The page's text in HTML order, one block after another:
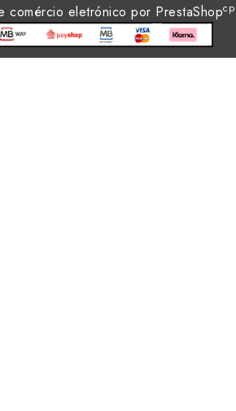
eletrónico por PrestaShopcp